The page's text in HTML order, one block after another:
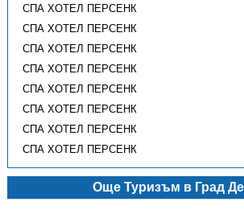
СПА ХОТЕЛ ПЕРСЕНК
СПА ХОТЕЛ ПЕРСЕНК
СПА ХОТЕЛ ПЕРСЕНК
СПА ХОТЕЛ ПЕРСЕНК
СПА ХОТЕЛ ПЕРСЕНК
СПА ХОТЕЛ ПЕРСЕНК
СПА ХОТЕЛ ПЕРСЕНК
СПА ХОТЕЛ ПЕРСЕНК
Още Туризъм в Град